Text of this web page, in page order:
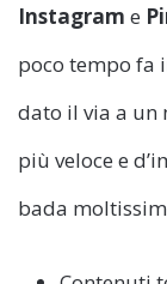
Instagram e
poco tempo fa
dato il via a un
più veloce e
bada